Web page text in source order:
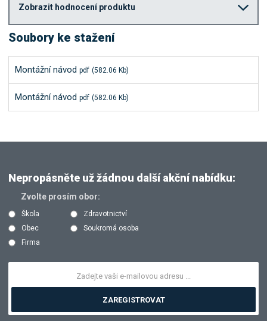
Zobrazit hodnocení produktu
Soubory ke stažení
Montážní návod pdf (582.06 Kb)
Montážní návod pdf (582.06 Kb)
Nepropásněte už žádnou další akční nabídku:
Zvolte prosím obor:
Škola
Zdravotnictví
Obec
Soukromá osoba
Firma
ZAREGISTROVAT